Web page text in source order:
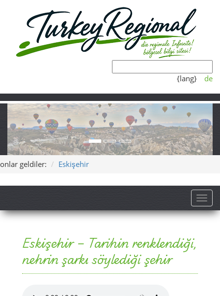
{lang} de
onlar geldiler: Eskişehir
Eskişehir – Tarihin renklendiği,
nehrin şarkı söylediği şehir